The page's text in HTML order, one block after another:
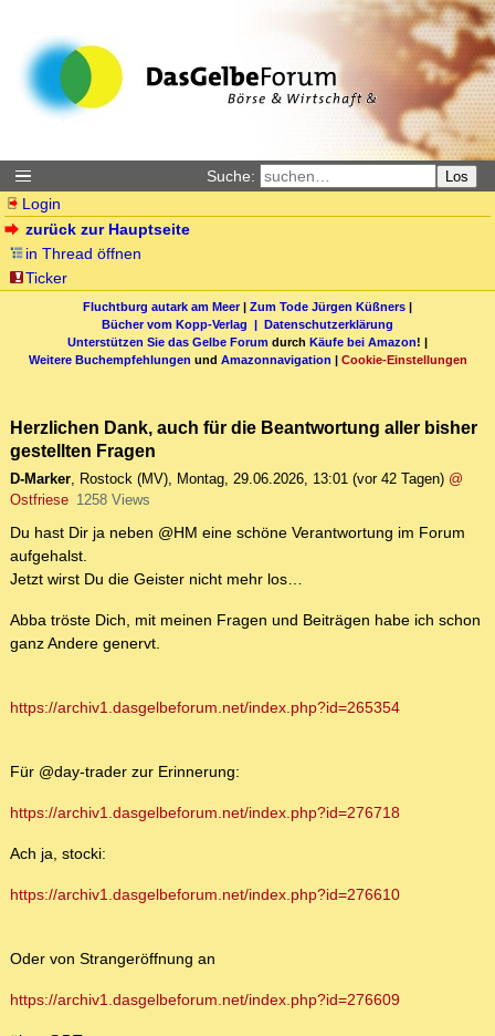
Suche: Los
Login
zurück zur Hauptseite
in Thread öffnen
Ticker
Fluchtburg autark am Meer| Zum Tode Jürgen Küßners |
Bücher vom Kopp-Verlag | Datenschutzerklärung
Unterstützen Sie das Gelbe Forum durch Käufe bei Amazon! |
Weitere Buchempfehlungen und Amazonnavigation | Cookie-Einstellungen
Herzlichen Dank, auch für die Beantwortung aller bisher
gestellten Fragen
D-Marker, Rostock (MV), Montag, 29.06.2026, 13:01 (vor 42 Tagen) @
Ostfriese 1258 Views
Du hast Dir ja neben @HM eine schöne Verantwortung im Forum
aufgehalst.
Jetzt wirst Du die Geister nicht mehr los…
Abba tröste Dich, mit meinen Fragen und Beiträgen habe ich schon
ganz Andere genervt.
https://archiv1.dasgelbeforum.net/index.php?id=265354
Für @day-trader zur Erinnerung:
https://archiv1.dasgelbeforum.net/index.php?id=276718
Ach ja, stocki:
https://archiv1.dasgelbeforum.net/index.php?id=276610
Oder von Strangeröffnung an
https://archiv1.dasgelbeforum.net/index.php?id=276609